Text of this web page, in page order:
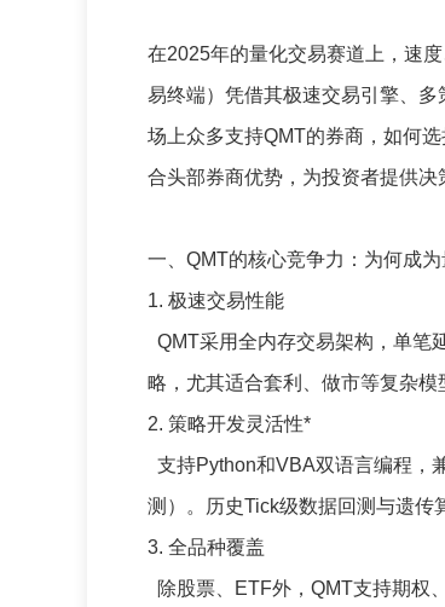
在2025年的量化交易赛道上，速
易终端）凭借其极速交易引擎、
场上众多支持QMT的券商，如何
合头部券商优势，为投资者提供决
一、QMT的核心竞争力：为何成为
1. 极速交易性能
QMT采用全内存交易架构，单笔
略，尤其适合套利、做市等复杂模
2. 策略开发灵活性*
支持Python和VBA双语言编程，
测）。历史Tick级数据回测与遗传
3. 全品种覆盖
除股票、ETF外，QMT支持期权